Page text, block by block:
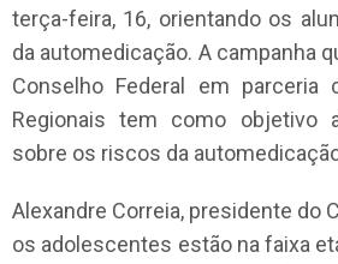
terça-feira, 16, orientando os
da automedicação. A campanha
Conselho Federal em parceria
Regionais tem como objetivo
sobre os riscos da
Alexandre Correia, presidente do
os adolescentes estão na faixa